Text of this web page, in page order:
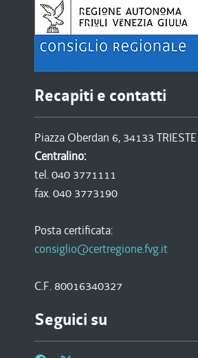
Recapiti e contatti
Piazza Oberdan 6, 34133 TRIESTE
Centralino:
tel. 040 3771111
fax. 040 3773190
Posta certificata:
consiglio@certregione.fvg.it
C.F. 80016340327
Seguici su